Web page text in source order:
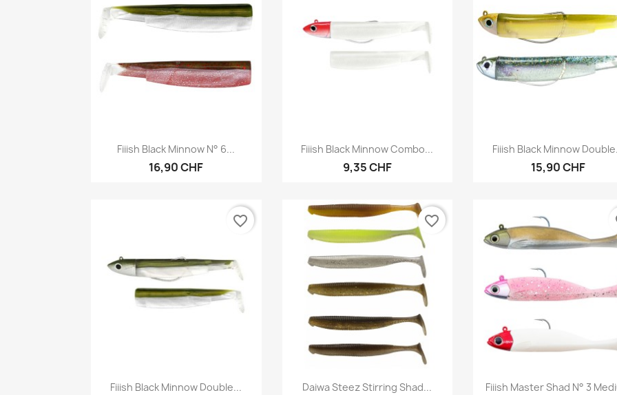
Vorschau
Fiiish Black Minnow N° 6...
16,90 CHF
Vorschau
Fiiish Black Minnow Combo...
9,35 CHF
Vorschau
Fiiish Black Minnow
15,90 CHF
Vorschau
Fiiish Black Minnow Double...
favorite_border
Vorschau
Daiwa Steez Stirring Shad...
favorite_border
Vorschau
Fiiish Master Shad N° 3